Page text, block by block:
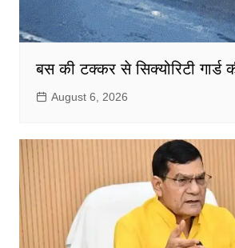
बस की टक्कर से सिक्योरिटी गार्ड
August 6, 2026